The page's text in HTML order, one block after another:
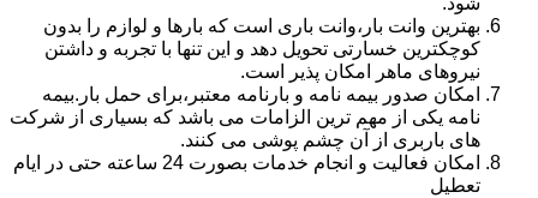
بهترین وانت بار،وانت باری است که بارها و لوازم را بدون
کوچکترین خسارتی تحویل دهد و این تنها با تجربه و داشتن
نیروهای ماهر امکان پذیر است.
امکان صدور بیمه نامه و بارنامه معتبر،برای حمل بار.بیمه
نامه یکی از مهم ترین الزامات می باشد که بسیاری از شرکت
های باربری از آن چشم پوشی می کنند.
امکان فعالیت و انجام خدمات بصورت 24 ساعته حتی در ایام
تعطیل